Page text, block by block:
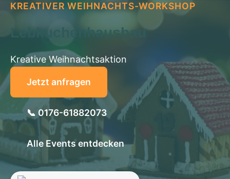
KREATIVER WEIHNACHTS-WORKSHOP
Lebkuchenhausbau
Kreative Weihnachtsaktion
Jetzt anfragen
📞 0176-61882073
Alle Events entdecken